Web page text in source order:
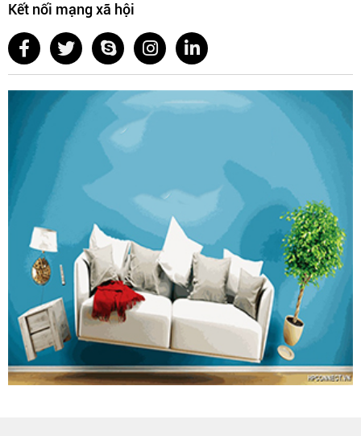
Kết nối mạng xã hội